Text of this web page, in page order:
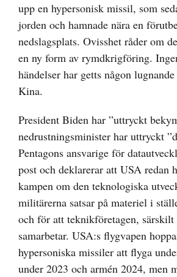
upp en hypersonisk missil, som
jorden och hamnade nära en
nedslagsplats. Ovisshet råder om
en ny form av rymdkrigföring.
händelser har getts någon
Kina.
President Biden har ”uttryckt
nedrustningsminister har uttryckt
Pentagons ansvarige för
post och deklarerar att USA redan
kampen om den teknologiska
militärerna satsar på materiel i
och för att teknikföretagen,
samarbetar. USA:s flygvapen
hypersoniska missiler att flyga
under 2023 och armén 2024, men